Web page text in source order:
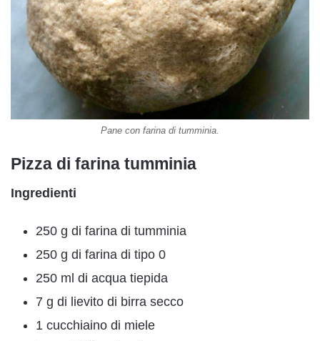
Pane con farina di tumminia.
Pizza di farina tumminia
Ingredienti
250 g di farina di tumminia
250 g di farina di tipo 0
250 ml di acqua tiepida
7 g di lievito di birra secco
1 cucchiaino di miele